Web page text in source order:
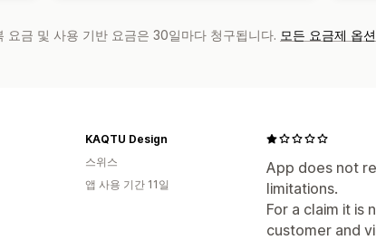
요금 및 사용 기반 요금은 30일마다 청구됩니다. 모든 요금제 옵
App does not
limitations.
For a claim it is
customer and
KAQTU Design
스위스
앱 사용 기간 11일